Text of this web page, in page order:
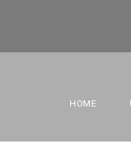
HOME
BBC